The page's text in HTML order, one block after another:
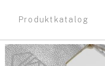
Produktkatalog